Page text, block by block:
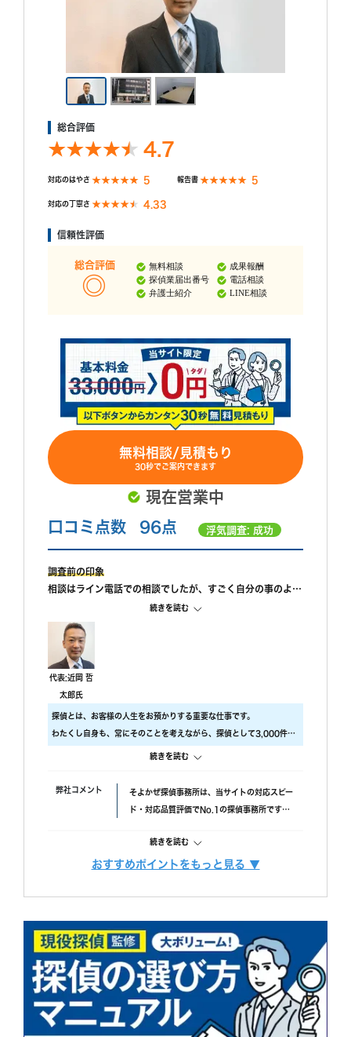
総合評価
4.7
対応のはやさ 5 報告書 5
対応の丁寧さ 4.33
信頼性評価
総合評価
無料相談
探偵業届出番号
弁護士紹介
成果報酬
電話相談
LINE相談
無料相談/見積もり
30秒でご案内できます
現在営業中
口コミ点数
96点 浮気調査: 成功
調査前の印象
相談はライン電話での相談でしたが、すごく自分の事のよう
に親身になって相談に乗ってもらえました。 また、私が自
己肯定感が低いこともあり、自分のことを攻めていると、も
っと自信を持ちなさいと励ましてもらってすごく嬉しかった
です。
調査中の印象
尾行が旦那の会社スタートの予定でしたが、場所が違ってい
たようで、必死に探してくれたと伺っております。こちらの
対応については本当に調査員の方々に感謝しかありません。
調査後の印象
報告書はすぐに届けていただけましたが、時間表示が間違っ
と思われます。)おそらく、早急に届けたいと思ってくれた
のかなと思います。
続きを読む
代表:近岡 哲
太郎氏
探偵とは、お客様の人生をお預かりする重要な仕事です。
わたくし自身も、常にそのことを考えながら、探偵として3,000件以
上の調査をおこないました。
す。
・ 厳選した優秀な調査スタッフ
また、お客様ひとりひとりに合った調査プランを立てるには、カウン
す。
その結果、98% (2023年度) という非常に高い満足度をいただくこと
ができました。
これからも、お客様が「そよかぜ」 のような穏やかな日常をとりもど
せるように、誠実に調査いたします。
そよかぜ探偵事務所に、どうぞお気軽にご相談ください。
続きを読む
弊社コメント そよかぜ探偵事務所は、当サイトの対応スピー
ド・対応品質評価でNo.1の探偵事務所です。
で、完全成功報酬プランも選べます。また、み
んなの名探偵経由で相談できる限定クーポンも
方におすすめです。
続きを読む
間延長以外一切なし！
イドで提案します。
調査機材 調査で使用するカメラ数：平均１６台～２２台
（他社平均の約8倍！)
調査バッテリー総容量 ９００W前後（他社
平均の約6倍！)
毎年最新機材を購入しています。
続きを読む
おすすめポイントをもっと見る ▼